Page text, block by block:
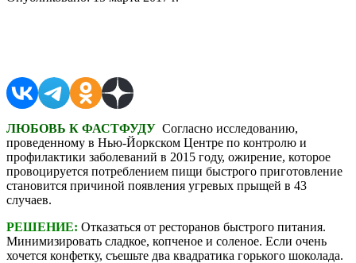
ЛЮБОВЬ К ФАСТФУДУ Согласно исследованию,
проведенному в Нью-Йоркском Центре по контролю и
профилактики заболеваний в 2015 году, ожирение, которое
провоцируется потреблением пищи быстрого приготовление
становится причиной появления угревых прыщей в 43
случаев.
РЕШЕНИЕ: Отказаться от ресторанов быстрого питания.
Минимизировать сладкое, копченое и соленое. Если очень
хочется конфетку, съешьте два квадратика горького шоколада.